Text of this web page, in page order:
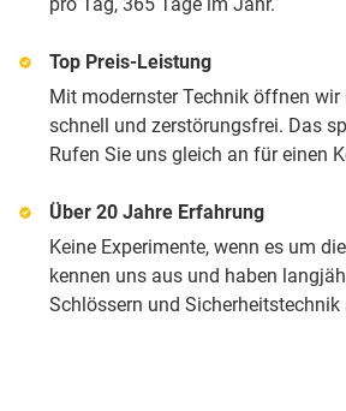
pro Tag, 365 Tage im Jahr.
Top Preis-Leistung
Mit modernster Technik öffnen
schnell und zerstörungsfrei. Das
Rufen Sie uns gleich an für einen
Über 20 Jahre Erfahrung
Keine Experimente, wenn es um
kennen uns aus und haben
Schlössern und Sicherheitstechnik